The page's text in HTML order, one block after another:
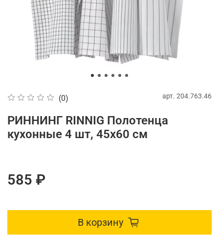
(0) арт. 204.763.46
РИННИНГ RINNIG Полотенца
кухонные 4 шт, 45x60 см
585 ₽
В корзину